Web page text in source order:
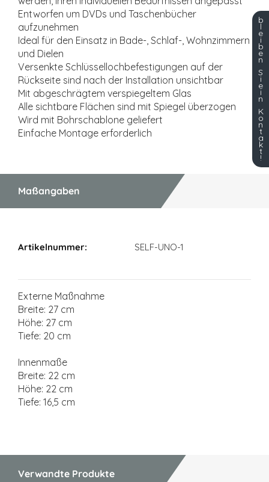
Entworfen um DVDs und Taschenbücher
aufzunehmen
Ideal für den Einsatz in Bade-, Schlaf-, Wohnzimmern
und Dielen
Versenkte Schlüssellochbefestigungen auf der
Rückseite sind nach der Installation unsichtbar
Mit abgeschrägtem verspiegeltem Glas
Alle sichtbare Flächen sind mit Spiegel überzogen
Wird mit Bohrschablone geliefert
Einfache Montage erforderlich
Maßangaben
SELF-UNO-1
Externe Maßnahme
Breite: 27 cm
Höhe: 27 cm
Tiefe: 20 cm
Innenmaße
Breite: 22 cm
Höhe: 22 cm
Tiefe: 16,5 cm
Verwandte Produkte
b
l
e
i
b
e
n
S
i
e
i
n
K
o
n
t
a
k
t
!